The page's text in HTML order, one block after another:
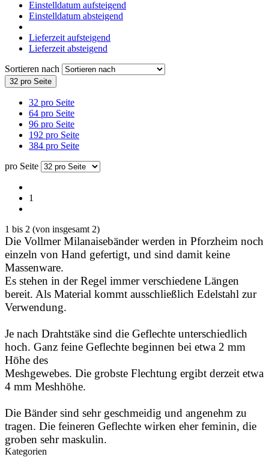
Einstelldatum aufsteigend
Einstelldatum absteigend
Lieferzeit aufsteigend
Lieferzeit absteigend
Sortieren nach
32 pro Seite
32 pro Seite
64 pro Seite
96 pro Seite
192 pro Seite
384 pro Seite
pro Seite
1
1 bis 2 (von insgesamt 2)
Die Vollmer Milanaisebänder werden in Pforzheim noch
einzeln von Hand gefertigt, und sind damit keine
Massenware.
Es stehen in der Regel immer verschiedene Längen
bereit. Als Material kommt ausschließlich Edelstahl zur
Verwendung.
Je nach Drahtstäke sind die Geflechte unterschiedlich
hoch. Ganz feine Geflechte beginnen bei etwa 2 mm
Höhe des
Meshgewebes. Die grobste Flechtung ergibt derzeit etwa
4 mm Meshhöhe.
Die Bänder sind sehr geschmeidig und angenehm zu
tragen. Die feineren Geflechte wirken eher feminin, die
groben sehr maskulin.
Kategorien